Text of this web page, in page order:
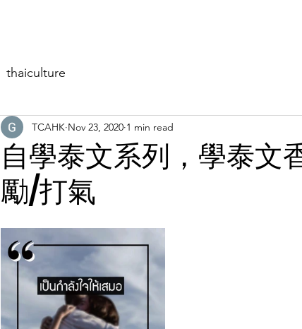
thaiculture
自學泰文系列，學泰文
勵/打氣
TCAHK Nov 23, 2020 1 min read